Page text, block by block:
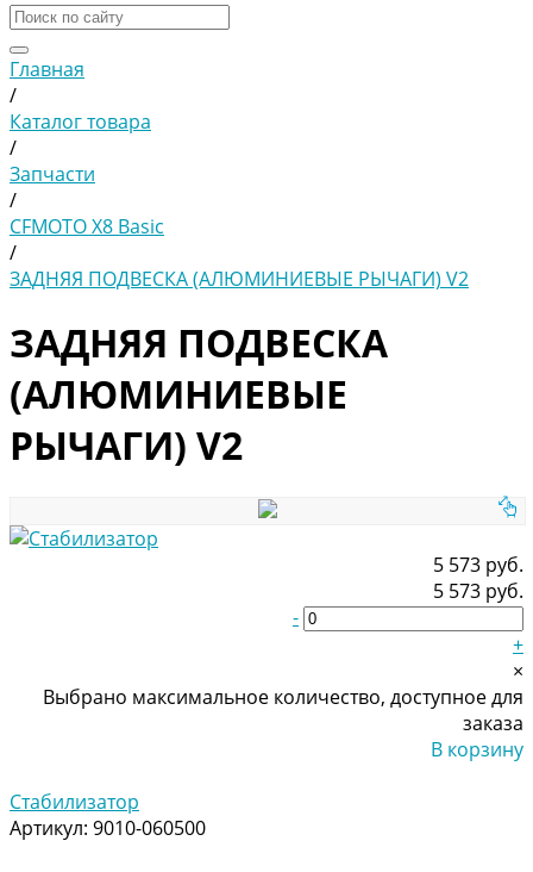
Главная
/
Каталог товара
/
Запчасти
/
CFMOTO X8 Basic
/
ЗАДНЯЯ ПОДВЕСКА (АЛЮМИНИЕВЫЕ РЫЧАГИ) V2
ЗАДНЯЯ ПОДВЕСКА
(АЛЮМИНИЕВЫЕ
РЫЧАГИ) V2
5 573 руб.
5 573 руб.
-
+
×
Выбрано максимальное количество, доступное для
заказа
В корзину
Стабилизатор
Артикул: 9010-060500